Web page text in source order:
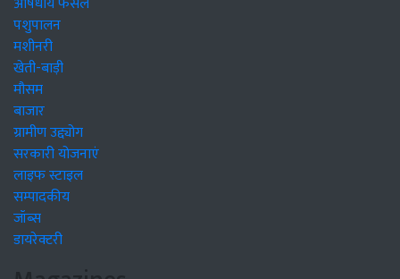
पशुपालन
मशीनरी
खेती-बाड़ी
मौसम
बाजार
ग्रामीण उद्द्योग
सरकारी योजनाएं
लाइफ स्टाइल
सम्पादकीय
जॉब्स
डायरेक्टरी